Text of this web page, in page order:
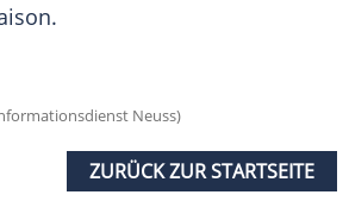
Neuss)
ZURÜCK ZUR STARTSEITE